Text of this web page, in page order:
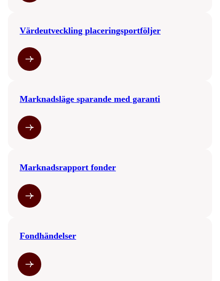
Värdeutveckling placeringsportföljer
Marknadsläge sparande med garanti
Marknadsrapport fonder
Fondhändelser